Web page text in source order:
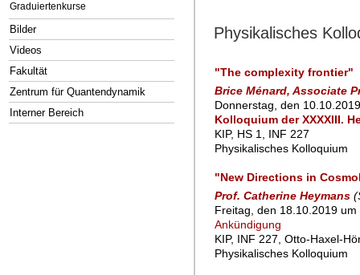
Graduiertenkurse
Bilder
Videos
Fakultät
Zentrum für Quantendynamik
Interner Bereich
Physikalisches
"The complexity frontier"
Brice Ménard, Associate
Donnerstag, den
Kolloquium der XXXXIII.
KIP, HS 1, INF 227
Physikalisches Kolloquium
"New Directions in
Prof. Catherine Heymans
Freitag, den 18.10.2019
Ankündigung
KIP, INF 227, Otto-Haxel-
Physikalisches Kolloquium